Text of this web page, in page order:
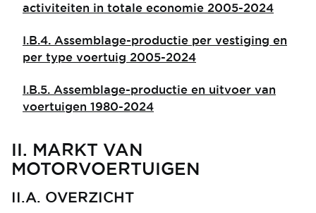
activiteiten in totale economie 2005-2024
I.B.4. Assemblage-productie per vestiging en
per type voertuig 2005-2024
I.B.5. Assemblage-productie en uitvoer van
voertuigen 1980-2024
II. MARKT VAN
MOTORVOERTUIGEN
II.A. OVERZICHT